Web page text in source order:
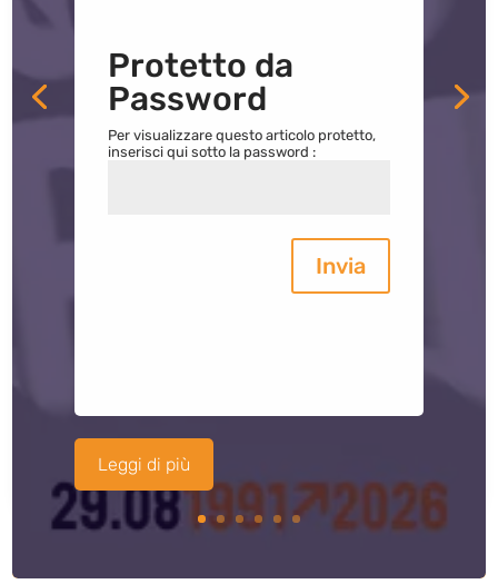
Protetto da
Password
Per visualizzare questo articolo protetto,
inserisci qui sotto la password :
Invia
Leggi di più